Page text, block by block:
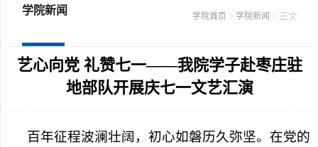
2026-07-30
学院首页 > 学院新闻 > 正文
学院新闻
艺心向党 礼赞七一——我院学子赴枣庄驻
地部队开展庆七一文艺汇演
百年征程波澜壮阔，初心如磐历久弥坚。在党的